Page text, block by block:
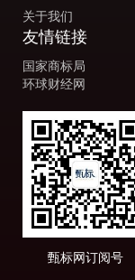
关于我们
友情链接
国家商标局
环球财经网
甄标网订阅号